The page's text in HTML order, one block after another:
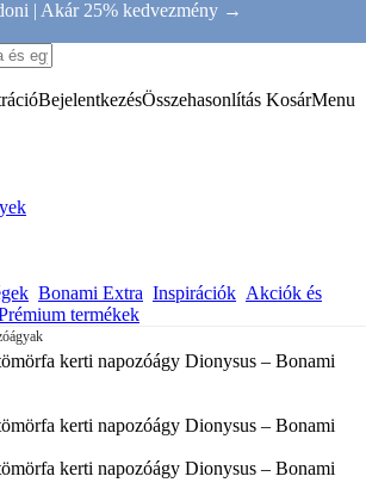
| Akár 25% kedvezmény →
BejelentkezésÖsszehasonlítás KosárMenu
Bonami Extra Inspirációk Akciók és
termékek